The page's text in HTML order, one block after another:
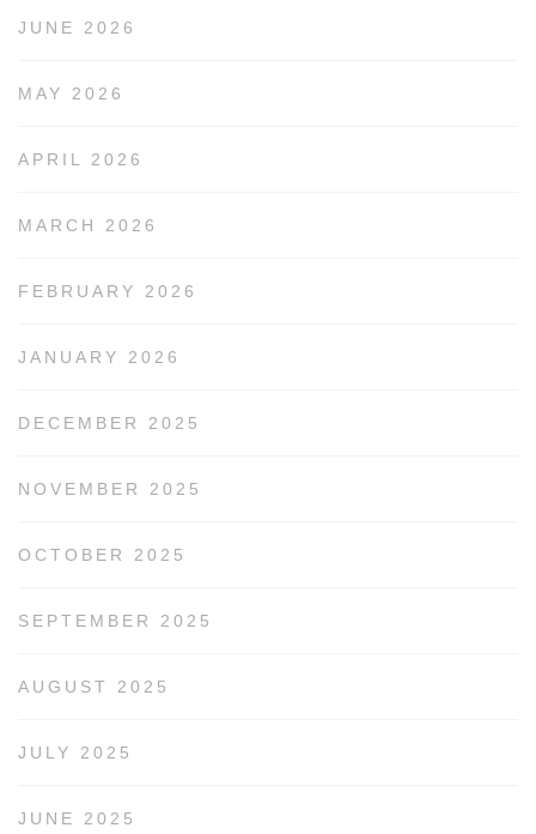
JUNE 2026
MAY 2026
APRIL 2026
MARCH 2026
FEBRUARY 2026
JANUARY 2026
DECEMBER 2025
NOVEMBER 2025
OCTOBER 2025
SEPTEMBER 2025
AUGUST 2025
JULY 2025
JUNE 2025